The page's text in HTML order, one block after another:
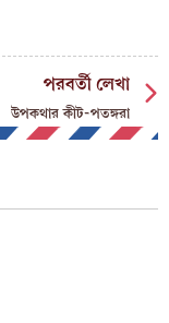
পরবর্তী লেখা
উপকথার কীট-পতঙ্গরা